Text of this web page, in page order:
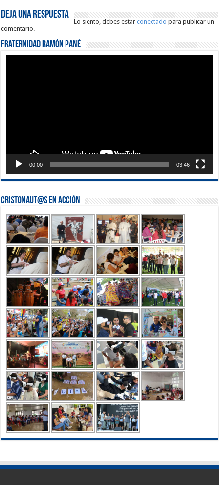
Deja una respuesta
Lo siento, debes estarconectado para publicar un
comentario.
Fraternidad Ramón Pané
00:00 03:46
Cristonaut@s en Acción